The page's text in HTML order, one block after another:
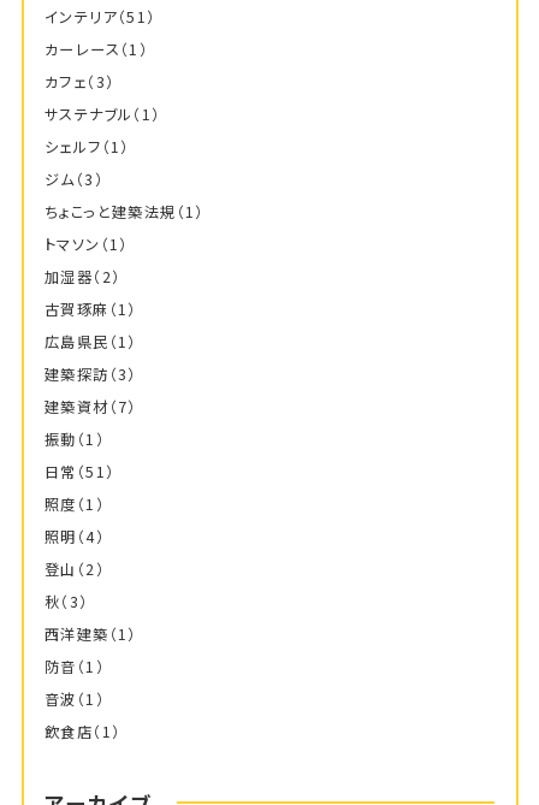
インテリア（51）
カーレース （1）
カフェ（3）
サステナブル （1）
シェルフ （1）
ジム（3）
ちょこっと建築法規 （1）
トマソン （1）
加湿器（2）
古賀琢麻 （1）
広島県民 （1）
建築探訪 （3）
建築資材（7）
振動 （1）
日常 （51）
照度 （1）
照明 （4）
登山 （2）
秋（3）
西洋建築 （1）
防音 （1）
音波 （1）
飲食店（1）